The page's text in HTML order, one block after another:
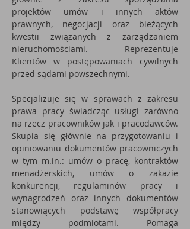
projektów umów i innych aktów
prawnych, negocjacji oraz bieżących
kwestii związanych z zarządzaniem
nieruchomościami. Reprezentuje
Klientów w postępowaniach cywilnych
przed sądami powszechnymi.
Specjalizuje się w sprawach z zakresu
prawa pracy świadcząc usługi zarówno
na rzecz pracowników jak i pracodawców.
Skupia się głównie na przygotowaniu i
opiniowaniu dokumentów pracowniczych
w tym m.in.: umów o pracę, kontraktów
menadżerskich, umów o zakazie
konkurencji, regulaminów pracy i
wynagrodzeń oraz innych dokumentów
stanowiących podstawę współpracy
między podmiotami. Pomaga